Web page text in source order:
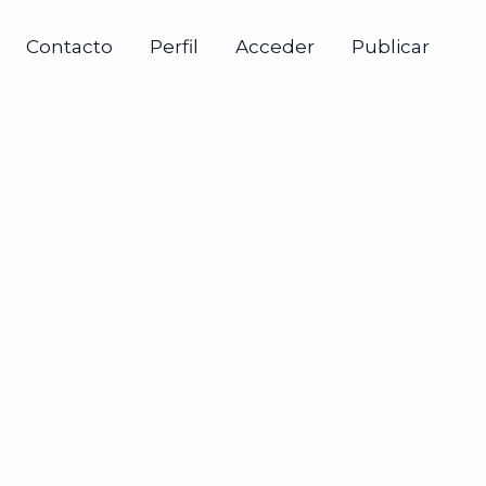
Contacto Perfil Acceder Publicar